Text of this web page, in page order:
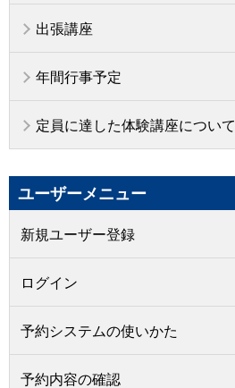
出張講座
年間行事予定
定員に達した体験講座について
ユーザーメニュー
新規ユーザー登録
ログイン
予約システムの使いかた
予約内容の確認